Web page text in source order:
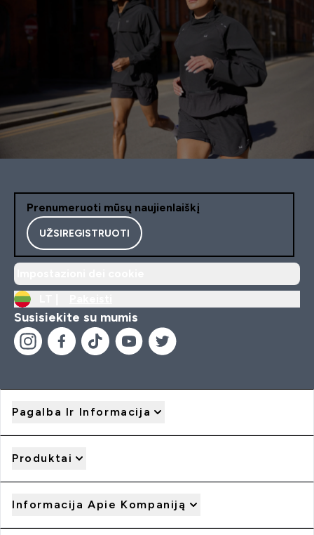
Prenumeruoti mūsų naujienlaiškį
UŽSIREGISTRUOTI
Susisiekite su mumis
Pagalba Ir Informacija
Produktai
Informacija Apie Kompaniją